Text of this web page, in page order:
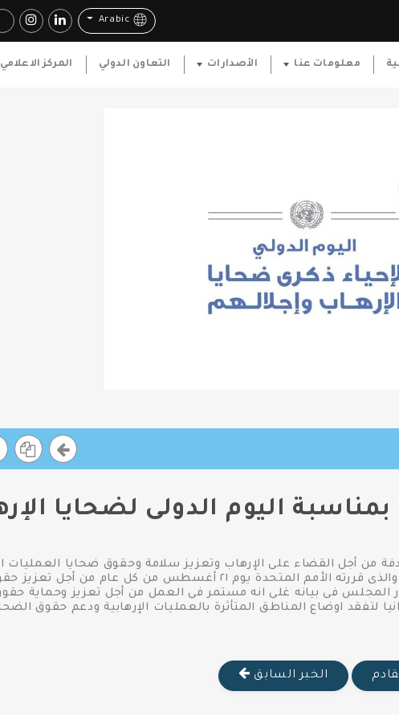
Arabic
معلومات عنا الأصدارات التعاون الدولي المركز الاعلامي
اليوم الدولى لضحايا
من أجل القضاء على الإرهاب وتعزيز سلامة وحقوق ضحايا العمليات
وحمايتها.جاء ذلك فى بيان بمناسبة اليوم الدولى لضحايا الإرهاب والذى قررته الأمم المتحدة يوم ٢١ أغسطس من
المجلس فى بيانه غلى انه مستمر فى العمل من أجل تعزيز وحماية
لتفقد اوضاع المناطق المتأثرة بالعمليات الإرهابية ودعم حقوق
الخبر السابق